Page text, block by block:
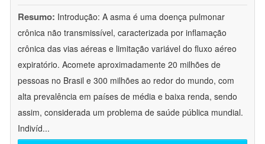
Resumo: Introdução: A asma é uma doença pulmonar
crônica não transmissível, caracterizada por inflamação
crônica das vias aéreas e limitação variável do fluxo aéreo
expiratório. Acomete aproximadamente 20 milhões de
pessoas no Brasil e 300 milhões ao redor do mundo, com
alta prevalência em países de média e baixa renda, sendo
assim, considerada um problema de saúde pública mundial.
Indivíd...